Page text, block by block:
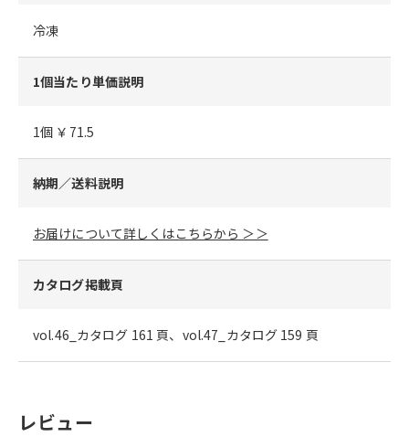
冷凍
1個当たり単価説明
1個 ￥71.5
納期／送料説明
お届けについて詳しくはこちらから ＞＞
カタログ掲載頁
vol.46_カタログ 161 頁、vol.47_カタログ 159 頁
レビュー